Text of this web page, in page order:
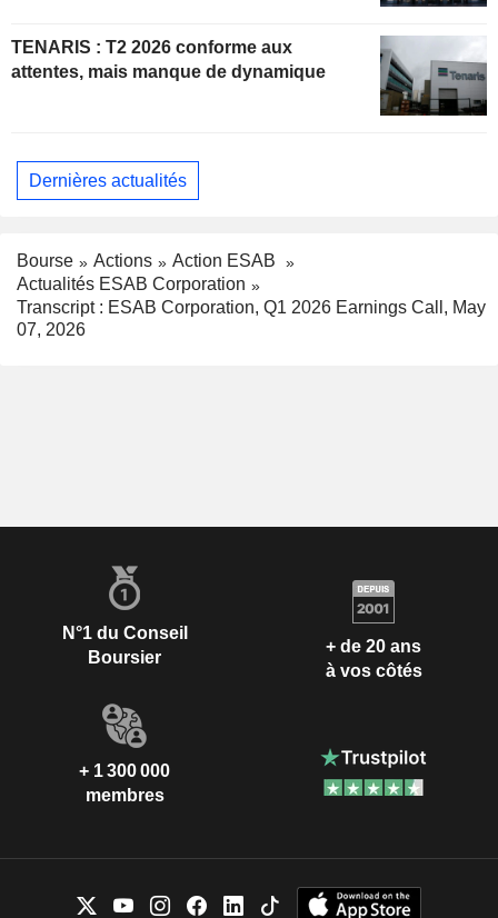
TENARIS : T2 2026 conforme aux
attentes, mais manque de dynamique
Dernières actualités
Bourse Actions
Action ESAB
Actualités ESAB Corporation
Transcript : ESAB Corporation, Q1 2026 Earnings Call, May
07, 2026
N°1 du Conseil
Boursier
+ de 20 ans
à vos côtés
+ 1 300 000
membres